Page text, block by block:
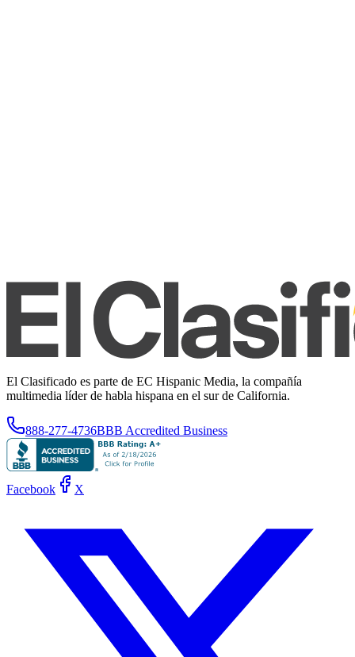
El Clasificado es parte de EC Hispanic Media, la compañía
multimedia líder de habla hispana en el sur de California.
888-277-4736BBB Accredited Business
Facebook X